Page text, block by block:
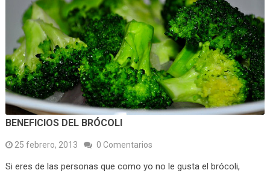
BENEFICIOS DEL BRÓCOLI
25 febrero, 2013 0 Comentarios
Si eres de las personas que como yo no le gusta el brócoli,